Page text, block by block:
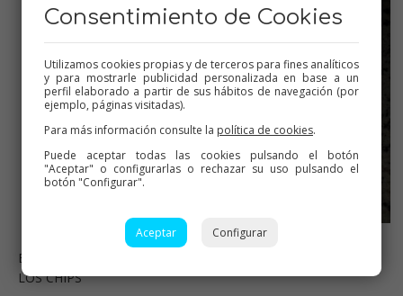
ESTIRAMOS LA MASA ENTRE DOS PAPELES , ESPARCIMOS
LOS CHIPS
Consentimiento de Cookies
Utilizamos cookies propias y de terceros para fines analíticos
y para mostrarle publicidad personalizada en base a un
perfil elaborado a partir de sus hábitos de navegación (por
ejemplo, páginas visitadas).
Para más información consulte la política de cookies.
Puede aceptar todas las cookies pulsando el botón
"Aceptar" o configurarlas o rechazar su uso pulsando el
botón "Configurar".
Aceptar Configurar